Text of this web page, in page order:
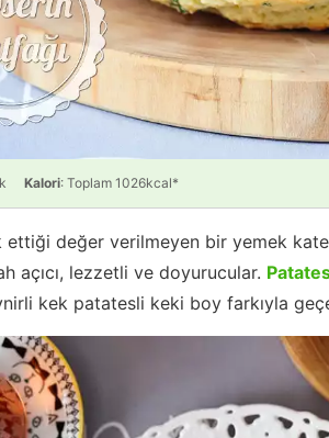
Kalori: Toplam 1026kcal*
ettiği değer verilmeyen bir yemek
açıcı, lezzetli ve doyurucular.
kek patatesli keki boy farkıyla